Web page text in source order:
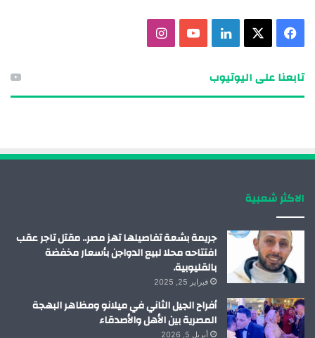
م
تابعنا على اليوتيوب
الاكثر شعبية
جريمة بشعة تفاصيلها تهز مصر.. مقتل تاجر عقب
افتتاحه محلا لبيع الدواجن بأسعار مخفضة
بالقليوبية.
فبراير 25, 2025
أفراح الجيل الثاني في ميلانو ومظاهر البهجة
المصرية بين الأهل والأصدقاء
أبريل 5, 2026